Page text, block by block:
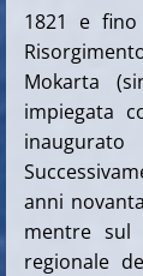
1821 e
Mokarta
impiegata
anni
mentre sul
regionale